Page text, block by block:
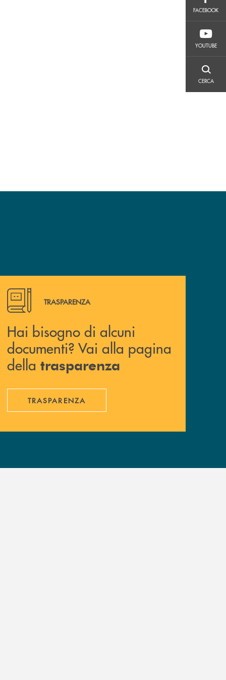
FACEBOOK
YOUTUBE
CERCA
Hai bisogno di alcuni documenti? Vai alla pagina della
TRASPARENZA
Hai bisogno di alcuni
documenti? Vai alla pagina
della trasparenza
TRASPARENZA